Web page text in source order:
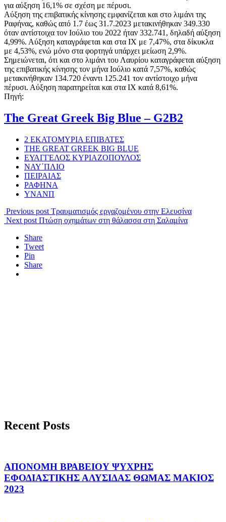
για αύξηση 16,1% σε σχέση με πέρυσι.
Αύξηση της επιβατικής κίνησης εμφανίζεται και στο λιμάνι της
Ραφήνας, καθώς από 1.7 έως 31.7.2023 μετακινήθηκαν 349.330
όταν αντίστοιχα τον Ιούλιο του 2022 ήταν 332.741, δηλαδή αύξηση
4,99%. Αύξηση καταγράφεται και στα ΙΧ με 7,47%, στα δίκυκλα
με 4,53%, ενώ μόνο στα φορτηγά υπάρχει μείωση 2,9%.
Σημειώνεται, ότι και στο λιμάνι του Λαυρίου καταγράφεται αύξηση
της επιβατικής κίνησης τον μήνα Ιούλιο κατά 7,57%, καθώς
μετακινήθηκαν 134.720 έναντι 125.241 τον αντίστοιχο μήνα
πέρυσι. Αύξηση παρατηρείται και στα ΙΧ κατά 8,61%.
Πηγή:
The Great Greek Big Blue – G2B2
2 ΕΚΑΤΟΜΥΡΙΑ ΕΠΙΒΑΤΕΣ
THE GREAT GREEK BIG BLUE
ΕΥΑΓΓΕΛΟΣ ΚΥΡΙΑΖΟΠΟΥΛΟΣ
ΝΑΥ΄ΠΛΙΟ
ΠΕΙΡΑΙΑΣ
ΡΑΦΗΝΑ
ΥΝΑΝΠ
Previous post Τραυματισμός εργαζομένου στην Ελευσίνα
Next post Πτώση οχημάτων στη θάλασσα στη Σαλαμίνα
Share
Tweet
Pin
Share
Recent Posts
ΑΠΟΝΟΜΗ ΒΡΑΒΕΙΟΥ ΨΥΧΡΗΣ
ΕΦΟΔΙΑΣΤΙΚΗΣ ΑΛΥΣΙΔΑΣ ΘΩΜΑΣ ΜΑΚΙΟΣ
2023